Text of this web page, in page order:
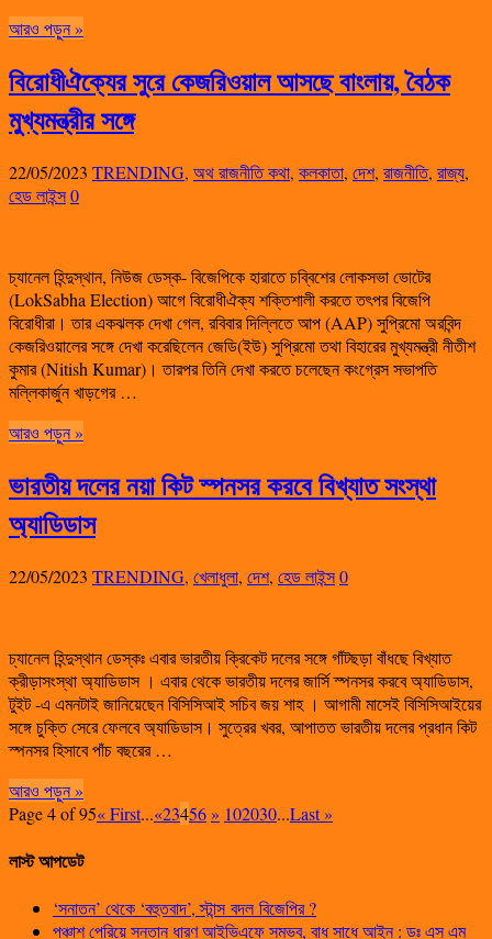
আরও পড়ুন »
বিরোধীঐক্যের সুরে কেজরিওয়াল আসছে বাংলায়, বৈঠক
মুখ্যমন্ত্রীর সঙ্গে
22/05/2023 TRENDING, অথ রাজনীতি কথা, কলকাতা, দেশ, রাজনীতি, রাজ্য,
হেড লাইন্স0
চ্যানেল হিন্দুস্থান, নিউজ ডেস্ক- বিজেপিকে হারাতে চব্বিশের লোকসভা ভোটের
(LokSabha Election) আগে বিরোধীঐক্য শক্তিশালী করতে তৎপর বিজেপি
বিরোধীরা। তার একঝলক দেখা গেল, রবিবার দিল্লিতে আপ (AAP) সুপ্রিমো অরবিন্দ
কেজরিওয়ালের সঙ্গে দেখা করেছিলেন জেডি(ইউ) সুপ্রিমো তথা বিহারের মুখ্যমন্ত্রী নীতীশ
কুমার (Nitish Kumar)। তারপর তিনি দেখা করতে চলেছেন কংগ্রেস সভাপতি
মল্লিকার্জুন খাড়গের …
আরও পড়ুন »
ভারতীয় দলের নয়া কিট স্পনসর করবে বিখ্যাত সংস্থা
অ্যাডিডাস
22/05/2023 TRENDING, খেলাধুলা, দেশ, হেড লাইন্স0
চ্যানেল হিন্দুস্থান ডেস্কঃ এবার ভারতীয় ক্রিকেট দলের সঙ্গে গাঁটছড়া বাঁধছে বিখ্যাত
ক্রীড়াসংস্থা অ্যাডিডাস । এবার থেকে ভারতীয় দলের জার্সি স্পনসর করবে অ্যাডিডাস,
টুইট -এ এমনটাই জানিয়েছেন বিসিসিআই সচিব জয় শাহ । আগামী মাসেই বিসিসিআইয়ের
সঙ্গে চুক্তি সেরে ফেলবে অ্যাডিডাস। সুত্রের খবর, আপাতত ভারতীয় দলের প্রধান কিট
স্পনসর হিসাবে পাঁচ বছরের …
আরও পড়ুন »
Page 4 of 95« First...«23456» 102030...Last »
লাস্ট আপডেট
‘সনাতন’ থেকে ‘বহুতবাদ’, স্টান্স বদল বিজেপির ?
পঞ্চাশ পেরিয়ে সন্তান ধারণ আইভিএফে সম্ভব, বাধ সাধে আইন : ডঃ এস এম